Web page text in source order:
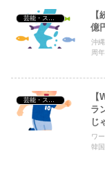
芸能・スポーツ・Youtuber
億
沖
周
芸能・スポーツ・Youtuber
ラ
じ
ワ
韓